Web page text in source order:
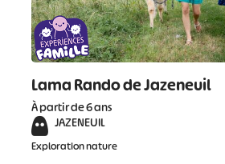
Lama Rando de Jazeneuil
À partir de 6 ans
JAZENEUIL
Exploration nature